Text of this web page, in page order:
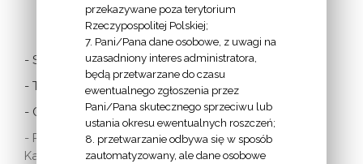
LINKI
- Stolica Apostolska
- Twitter Papieża
- Czytania z dnia
- Polska Misja
Katolicka:
przekazywane poza terytorium
Rzeczypospolitej Polskiej;
7. Pani/Pana dane osobowe, z uwagi na
uzasadniony interes administratora,
będą przetwarzane do czasu
ewentualnego zgłoszenia przez
Pani/Pana skutecznego sprzeciwu lub
ustania okresu ewentualnych roszczeń;
8. przetwarzanie odbywa się w sposób
zautomatyzowany, ale dane osobowe